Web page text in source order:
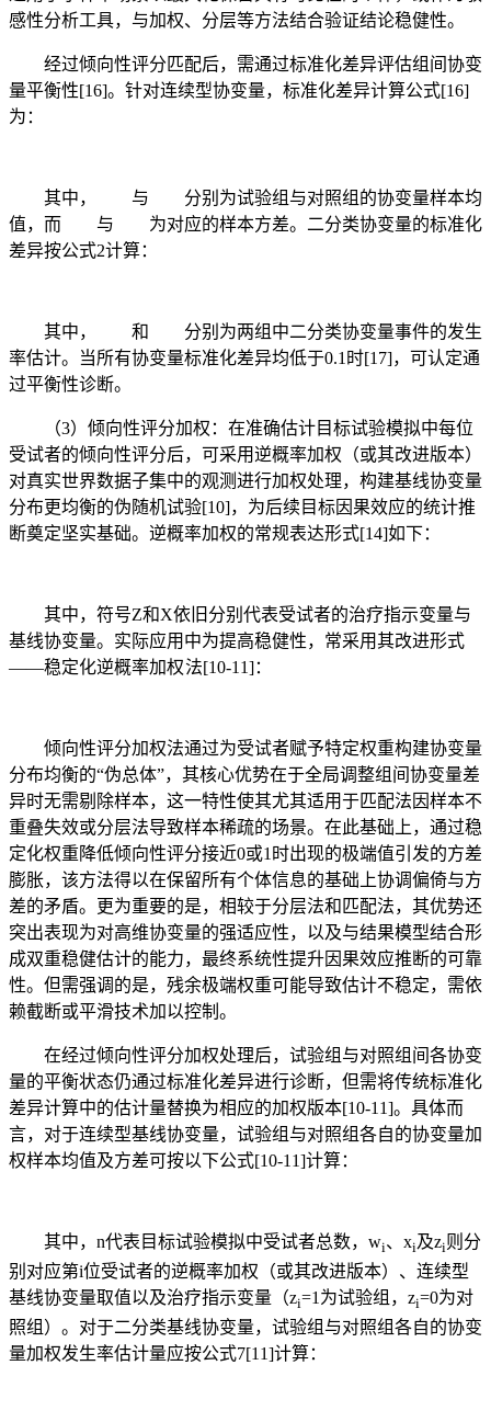
感性分析工具，与加权、分层等方法结合验证结论稳健性。
经过倾向性评分匹配后，需通过标准化差异评估组间协变
量平衡性[16]。针对连续型协变量，标准化差异计算公式[16]
为：
其中， 与
分别为试验组与对照组的协变量样本均
值，而
与
为对应的样本方差。二分类协变量的标准化
差异按公式2计算：
其中， 和
分别为两组中二分类协变量事件的发生
率估计。当所有协变量标准化差异均低于0.1时[17]，可认定通
过平衡性诊断。
（3）倾向性评分加权：在准确估计目标试验模拟中每位
受试者的倾向性评分后，可采用逆概率加权（或其改进版本）
对真实世界数据子集中的观测进行加权处理，构建基线协变量
分布更均衡的伪随机试验[10]，为后续目标因果效应的统计推
断奠定坚实基础。逆概率加权的常规表达形式[14]如下：
其中，符号Z和X依旧分别代表受试者的治疗指示变量与
基线协变量。实际应用中为提高稳健性，常采用其改进形式
——稳定化逆概率加权 法[10-11]：
倾向性评分加权法通过为受试者赋予特定权重构建协变量
分布均衡的“伪总体”，其核心优势在于全局调整组间协变量差
异时无需剔除样本，这一特性使其尤其适用于匹配法因样本不
重叠失效或分层法导致样本稀疏的场景。在此基础上，通过稳
定化权重降低倾向性评分接近0或1时出现的极端值引发的方差
膨胀，该方法得以在保留所有个体信息的基础上协调偏倚与方
差的矛盾。更为重要的是，相较于分层法和匹配法，其优势还
突出表现为对高维协变量的强适应性，以及与结果模型结合形
成双重稳健估计的能力，最终系统性提升因果效应推断的可靠
性。但需强调的是，残余极端权重可能导致估计不稳定，需依
赖截断或平滑技术加以控制。
在经过倾向性评分加权处理后，试验组与对照组间各协变
量的平衡状态仍通过标准化差异进行诊断，但需将传统标准化
差异计算中的估计量替换为相应的加权版本[10-11]。具体而
言，对于连续型基线协变量，试验组与对照组各自的协变量加
权样本均值及方差可按以下公式[10-11]计算：
其中，n代表目标试验模拟中受试者总数，wi、xi及zi则分
别对应第i位受试者的逆概率加权（或其改进版本）、连续型
基线协变量取值以及治疗指示变量（zi=1为试验组，zi=0为对
照组）。对于二分类基线协变量，试验组与对照组各自的协变
量加权发生率估计量应按公式7[11]计算：